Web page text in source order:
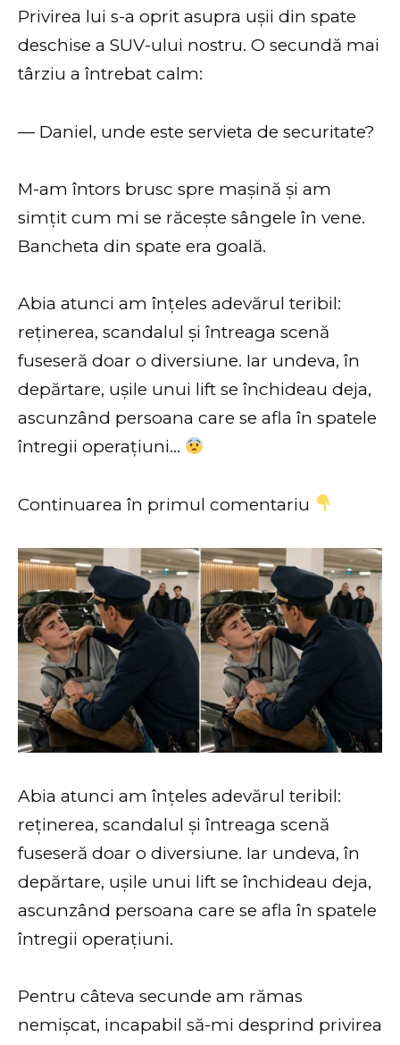
Privirea lui s-a oprit asupra ușii din spate
deschise a SUV-ului nostru. O secundă mai
târziu a întrebat calm:
— Daniel, unde este servieta de securitate?
M-am întors brusc spre mașină și am
simțit cum mi se răcește sângele în vene.
Bancheta din spate era goală.
Abia atunci am înțeles adevărul teribil:
reținerea, scandalul și întreaga scenă
fuseseră doar o diversiune. Iar undeva, în
depărtare, ușile unui lift se închideau deja,
ascunzând persoana care se afla în spatele
întregii operațiuni…
Continuarea în primul comentariu
Abia atunci am înțeles adevărul teribil:
reținerea, scandalul și întreaga scenă
fuseseră doar o diversiune. Iar undeva, în
depărtare, ușile unui lift se închideau deja,
ascunzând persoana care se afla în spatele
întregii operațiuni.
Pentru câteva secunde am rămas
nemișcat, incapabil să-mi desprind privirea